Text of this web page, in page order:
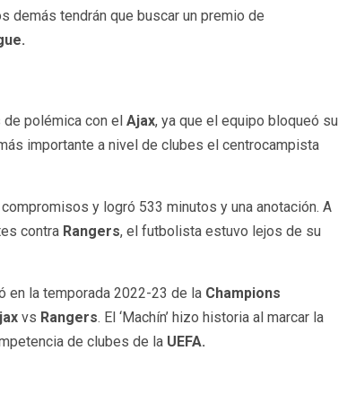
demás tendrán que buscar un premio de
polémica con el Ajax, ya que el equipo bloqueó su
importante a nivel de clubes el centrocampista
y logró 533 minutos y una anotación. A
contra Rangers, el futbolista estuvo lejos de su
en la temporada 2022-23 de la Champions
vs Rangers. El ‘Machín’ hizo historia al marcar la
de clubes de la UEFA.